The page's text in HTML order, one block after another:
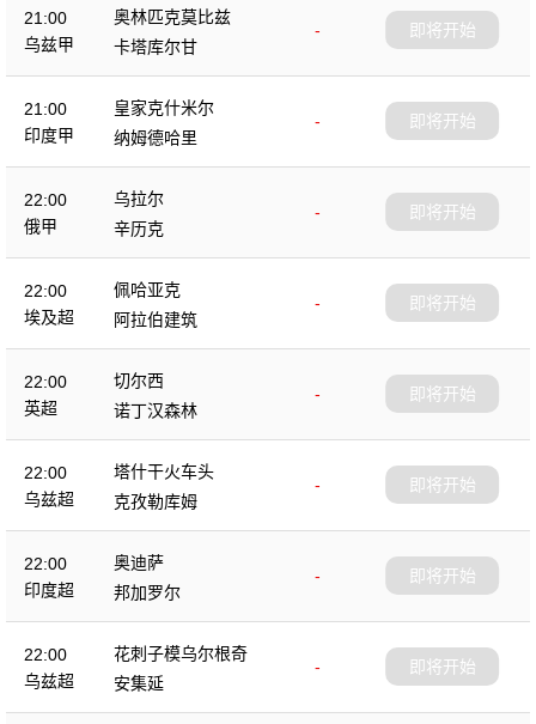
21:00
乌兹甲
奥林匹克莫比兹
-
卡塔库尔甘
即将开始
21:00
印度甲
皇家克什米尔
-
纳姆德哈里
即将开始
22:00
俄甲
乌拉尔
-
辛历克
即将开始
22:00
埃及超
佩哈亚克
-
阿拉伯建筑
即将开始
22:00
英超
切尔西
-
诺丁汉森林
即将开始
22:00
乌兹超
塔什干火车头
-
克孜勒库姆
即将开始
22:00
印度超
奥迪萨
-
邦加罗尔
即将开始
22:00
乌兹超
花刺子模乌尔根奇
-
安集延
即将开始